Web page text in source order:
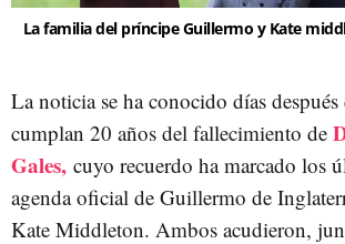
La familia del príncipe Guillermo y Kate
La noticia se ha conocido días después
cumplan 20 años del fallecimiento de
Gales, cuyo recuerdo ha marcado los
agenda oficial de Guillermo de
Kate Middleton. Ambos acudieron,